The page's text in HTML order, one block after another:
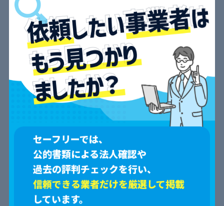
項目別評価
口コミ一覧
セーフリーでは、
公的書類による法人確認や
過去の評判チェックを行い、
信頼できる業者だけを厳選して掲載
しています。